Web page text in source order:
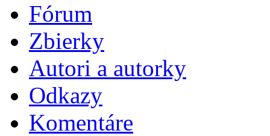
Fórum
Zbierky
Autori a autorky
Odkazy
Komentáre